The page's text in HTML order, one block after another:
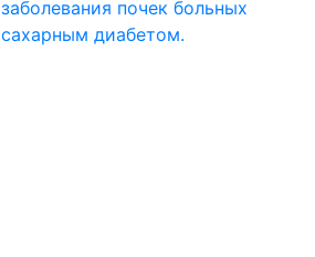
заболевания почек больных
сахарным диабетом.